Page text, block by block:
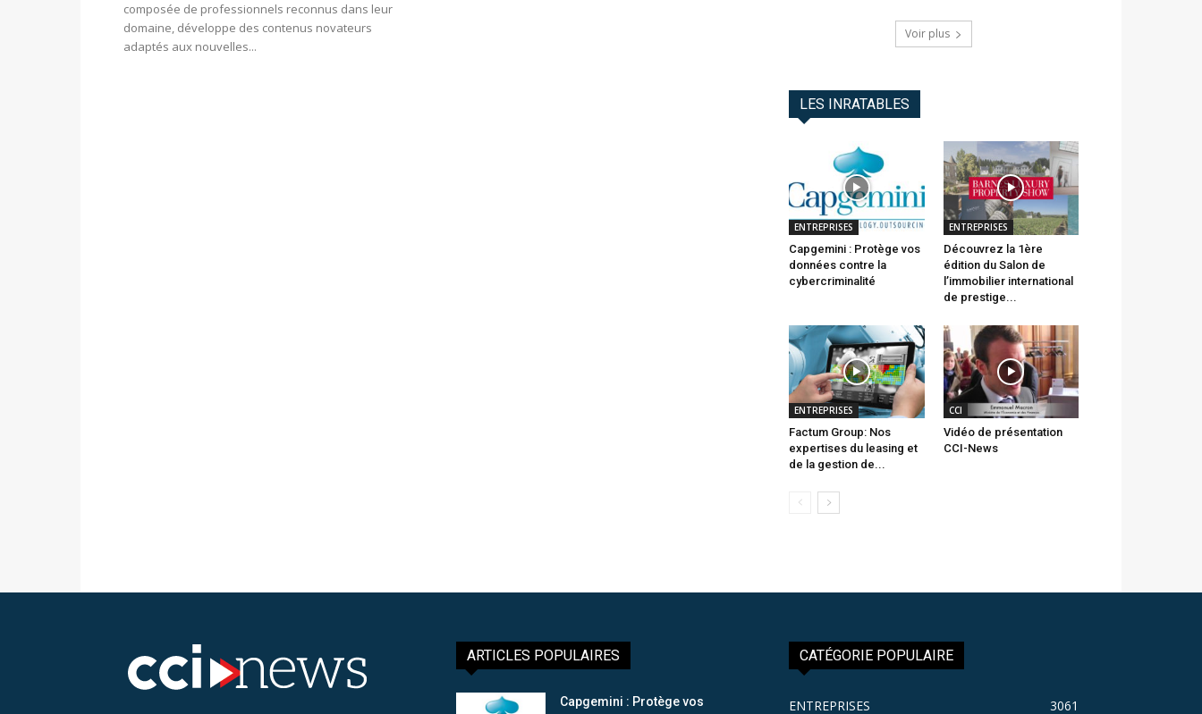
composée de professionnels reconnus dans leur
domaine, développe des contenus novateurs
adaptés aux nouvelles...
Voir plus
LES INRATABLES
ENTREPRISES
Capgemini : Protège vos
données contre la
cybercriminalité
ENTREPRISES
Découvrez la 1ère
édition du Salon de
l’immobilier international
de prestige...
ENTREPRISES
Factum Group: Nos
expertises du leasing et
de la gestion de...
CCI
Vidéo de présentation
CCI-News
ARTICLES POPULAIRES
Capgemini : Protège vos
CATÉGORIE POPULAIRE
ENTREPRISES 3061